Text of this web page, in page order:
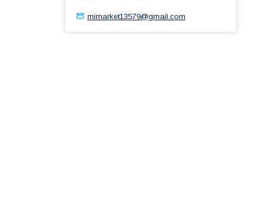
mimarket13579@gmail.com